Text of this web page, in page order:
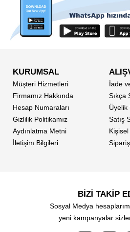
KURUMSAL
Müşteri Hizmetleri
Firmamız Hakkında
Hesap Numaraları
Gizlilik Politikamız
Aydınlatma Metni
İletişim Bilgileri
İade
Sıkça
Üyelik
Satış
BİZİ TAKİP
Sosyal Medya
yeni kampanyalar